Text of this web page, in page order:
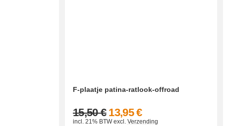
F-plaatje patina-ratlook-offroad
13,95 €
15,50 €
incl. 21% BTWexcl. Verzending